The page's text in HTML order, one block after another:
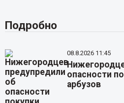
Подробно
08.8.2026 11:45
опасности
арбузов